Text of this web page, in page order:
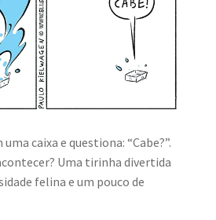
caixa e questiona: “Cabe?”.
Uma tirinha divertida
felina e um pouco de